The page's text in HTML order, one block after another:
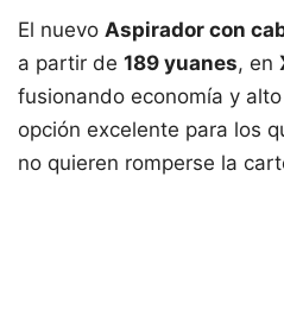
El nuevo Aspirador con
a partir de 189 yuanes, en
fusionando economía y
opción excelente para los
no quieren romperse la